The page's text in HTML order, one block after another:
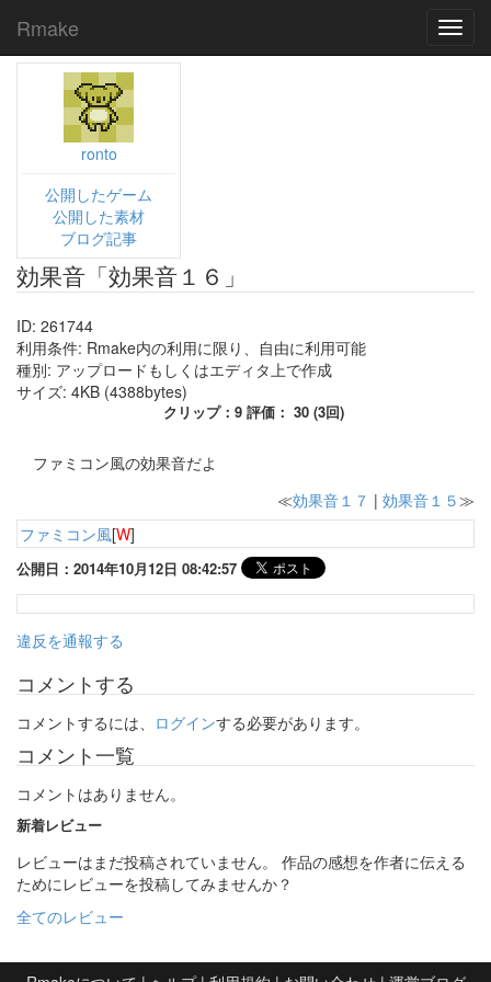
Rmake
ronto
公開したゲーム
公開した素材
ブログ記事
効果音「効果音１６」
ID: 261744
利用条件: Rmake内の利用に限り、自由に利用可能
種別: アップロードもしくはエディタ上で作成
サイズ: 4KB (4388bytes)
クリップ：9 評価： 30 (3回)
ファミコン風の効果音だよ
≪効果音１７ | 効果音１５≫
ファミコン風[W]
公開日：2014年10月12日 08:42:57
違反を通報する
コメントする
コメントするには、 ログインする必要があります。
コメント一覧
コメントはありません。
新着レビュー
レビューはまだ投稿されていません。 作品の感想を作者に伝える
ためにレビューを投稿してみませんか？
全てのレビュー